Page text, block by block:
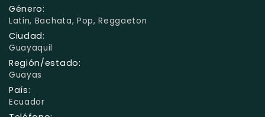
Género:
Latin, Bachata, Pop, Reggaeton
Ciudad:
Guayaquil
Región/estado:
Guayas
País:
Ecuador